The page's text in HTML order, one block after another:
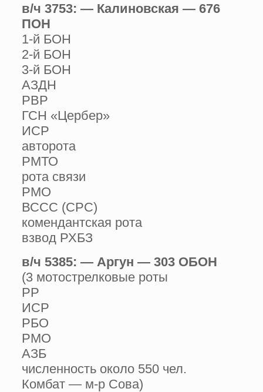
в/ч 3753: — Калиновская — 676
ПОН
1-й БОН
2-й БОН
3-й БОН
АЗДН
РВР
ГСН «Цербер»
ИСР
авторота
РМТО
рота связи
РМО
ВССС (СРС)
комендантская рота
взвод РХБЗ
в/ч 5385: — Аргун — 303 ОБОН
(3 мотострелковые роты
РР
ИСР
РБО
РМО
АЗБ
численность около 550 чел.
Комбат — м-р Сова)